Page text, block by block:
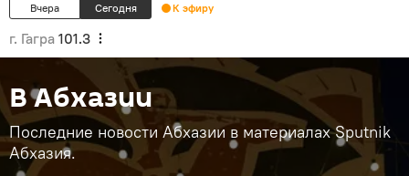
Вчера Сегодня К эфиру
г. Гагра 101.3
В Абхазии
Последние новости Абхазии в материалах Sputnik
Абхазия.